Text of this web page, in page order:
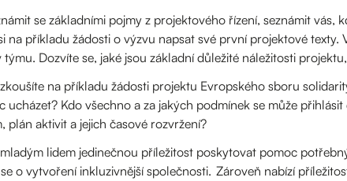
se základními pojmy z projektového řízení, seznámit vás,
na příkladu žádosti o výzvu napsat své první projektové texty.
Dozvíte se, jaké jsou základní důležité náležitosti
na příkladu žádosti projektu Evropského sboru
ucházet? Kdo všechno a za jakých podmínek se může
plán aktivit a jejich časové rozvržení?
lidem jedinečnou příležitost poskytovat pomoc
o vytvoření inkluzivnější společnosti. Zároveň nabízí